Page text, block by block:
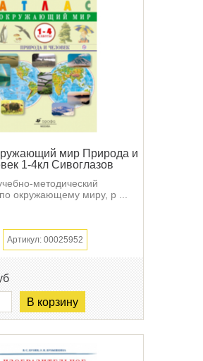
мир Природа и
1-4кл Сивоглазов
методический
окружающему миру, р ...
Артикул: 00025952
В корзину